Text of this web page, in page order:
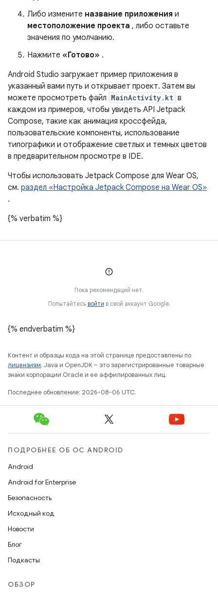
Либо измените название приложения и
местоположение проекта , либо оставьте
значения по умолчанию.
Нажмите «Готово» .
Android Studio загружает пример приложения в
указанный вами путь и открывает проект. Затем вы
можете просмотреть файл MainActivity.kt в
каждом из примеров, чтобы увидеть API Jetpack
Compose, такие как анимация кроссфейда,
пользовательские компоненты, использование
типографики и отображение светлых и темных цветов
в предварительном просмотре в IDE.
Чтобы использовать Jetpack Compose для Wear OS,
см. раздел «Настройка Jetpack Compose на Wear OS»
.
{% verbatim %}
Пока рекомендаций нет.
Попытайтесь войти в свой аккаунт Google.
{% endverbatim %}
Контент и образцы кода на этой странице предоставлены по
лицензиям. Java и OpenJDK – это зарегистрированные товарные
знаки корпорации Oracle и ее аффилированных лиц.
Последнее обновление: 2026-08-06 UTC.
ПОДРОБНЕЕ ОБ ОС ANDROID
Android
Android for Enterprise
Безопасность
Исходный код
Новости
Блог
Подкасты
ОБЗОР